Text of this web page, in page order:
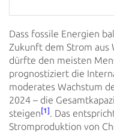
Dass fossile Energien
Zukunft dem Strom aus
dürfte den meisten
prognostiziert die
moderates Wachstum
2024 – die
steigen [1] . Das
Stromproduktion von